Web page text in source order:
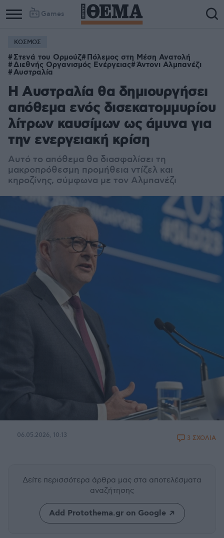
Games
ΚΟΣΜΟΣ
Στενά του Ορμούζ Πόλεμος στη Μέση Ανατολή
Διεθνής Οργανισμός Ενέργειας Άντονι Αλμπανέζι
Αυστραλία
Η Αυστραλία θα δημιουργήσει
απόθεμα ενός δισεκατομμυρίου
λίτρων καυσίμων ως άμυνα για
την ενεργειακή κρίση
Αυτό το απόθεμα θα διασφαλίσει τη
μακροπρόθεσμη προμήθεια ντίζελ και
κηροζίνης, σύμφωνα με τον Αλμπανέζι
06.05.2026, 10:13 3 ΣΧΟΛΙΑ
Δείτε περισσότερα άρθρα μας στα αποτελέσματα
αναζήτησης
Add Protothema.gr on Google